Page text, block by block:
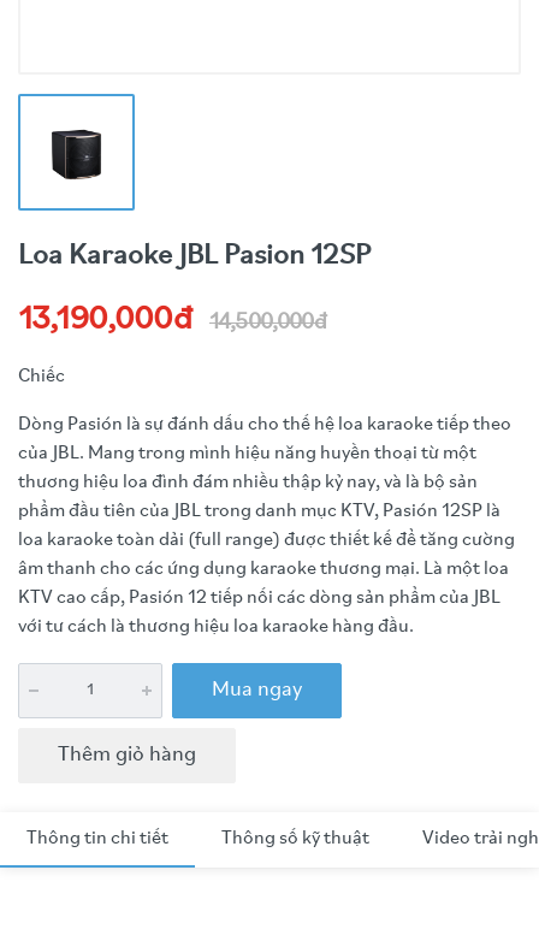
Loa Karaoke JBL Pasion 12SP
13,190,000đ 14,500,000đ
Chiếc
Dòng Pasión là sự đánh dấu cho thế hệ loa karaoke tiếp theo
của JBL. Mang trong mình hiệu năng huyền thoại từ một
thương hiệu loa đình đám nhiều thập kỷ nay, và là bộ sản
phẩm đầu tiên của JBL trong danh mục KTV, Pasión 12SP là
loa karaoke toàn dải (full range) được thiết kế để tăng cường
âm thanh cho các ứng dụng karaoke thương mại. Là một loa
KTV cao cấp, Pasión 12 tiếp nối các dòng sản phẩm của JBL
với tư cách là thương hiệu loa karaoke hàng đầu.
Mua ngay
Thêm giỏ hàng
Thông tin chi tiết Thông số kỹ thuật Video trải